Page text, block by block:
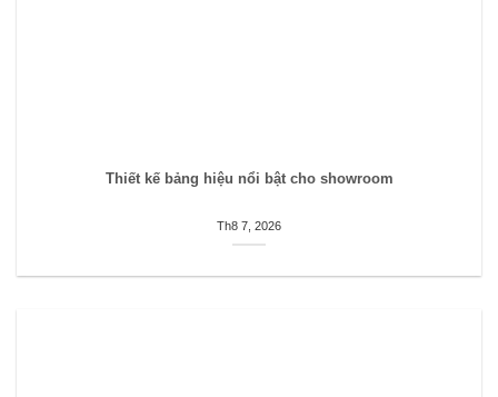
Thiết kế bảng hiệu nổi bật cho showroom
Th8 7, 2026